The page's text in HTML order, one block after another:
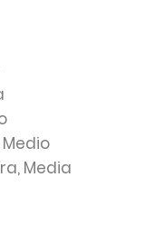
Medio
Media